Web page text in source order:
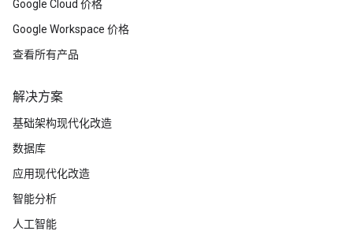
Google Cloud 价格
Google Workspace 价格
查看所有产品
解决方案
基础架构现代化改造
数据库
应用现代化改造
智能分析
人工智能